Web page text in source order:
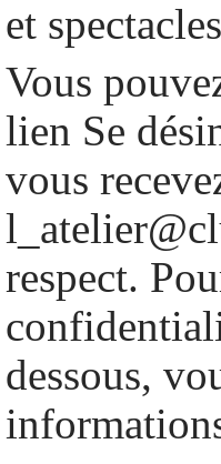
et
Vous
lien Se
vous
respect.
dessous,